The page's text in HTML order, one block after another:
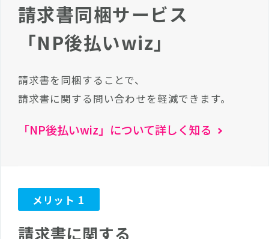
請求書同梱サービス
「NP後払いwiz」
請求書を同梱することで、
請求書に関する問い合わせを軽減できます。
「NP後払いwiz」について詳しく知る
メリット 1
請求書に関する